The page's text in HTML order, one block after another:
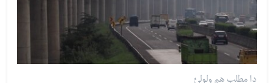
دا مطلب هم ولولئ